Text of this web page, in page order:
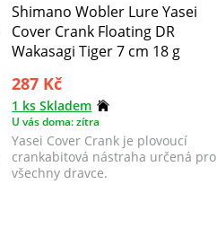
Shimano Wobler Lure Yasei
Cover Crank Floating DR
Wakasagi Tiger 7 cm 18 g
287 Kč
1 ks Skladem
U vás doma: zítra
Yasei Cover Crank je plovoucí
crankabitová nástraha určená pro
všechny dravce.